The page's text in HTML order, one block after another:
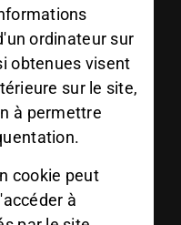
ordinateur sur
obtenues visent
sur le site,
à permettre
cookie peut
à